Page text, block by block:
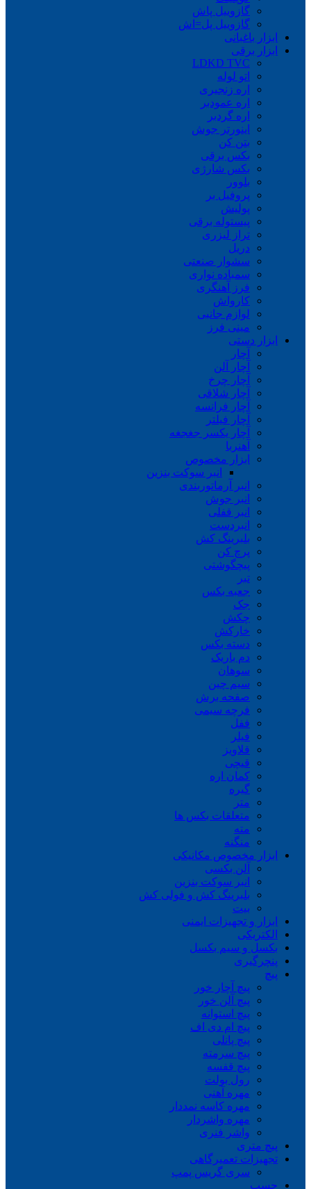
گازوییل پاش
گازوییل پل=اش
ابزار باغبانی
ابزار برقی
LDKD TVC
اتو لوله
اره زنجیری
اره عمودبر
اره گردبر
اینورتر جوش
بتن کن
بکس برقی
بکس شارژی
بلوور
پروفیل بر
پولیش
پیستوله برقی
تراز لیزری
دریل
سشوار صنعتی
سمباده نواری
فرز آهنگری
کارواش
لوازم جانبی
مینی فرز
ابزار دستی
آچار
آچار آلن
آچار چرخ
آچار شلاقی
آچار فرانسه
آچار فیلتر
آچار یکسر جغجغه
آهنربا
ابزار مخصوص
انبر سوکت بنزین
انبر آرماتوربندی
انبر جوش
انبر قفلی
انبردست
بلبرینگ کش
پرچ کن
پیچگوشتی
تبر
جعبه بکس
جک
چکش
خارکش
دسته بکس
دم باریک
سوهان
سیم چین
صفحه برش
فرچه سیمی
ففل
فیلر
قلاویز
قیچی
کمان اره
گیره
متر
متعلقات بکس ها
مته
منگنه
ابزار مخصوص مکانیکی
آلن بکسی
انبر سوکت بنزین
بلبرینگ کش و فولی کش
بیت
ابزار و تجهیزات ایمنی
الکتریکی
بکسل و سیم بکسل
پنچرگیری
پیچ
پیچ آچار خور
پیچ آلن خور
پیچ استوانه
پیچ ام دی اف
پیچ پانلی
پیچ سرمته
پیچ قفسه
رول بولت
مهره آهنی
مهره کاسه نمددار
مهره واشردار
واشر فنری
پیچ متری
تجهیزات تعمیرگاهی
سری گریس پمپ
چسب